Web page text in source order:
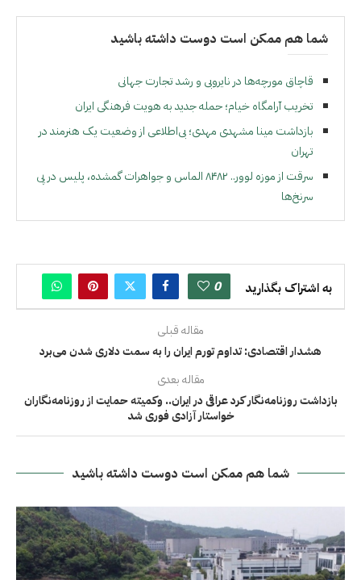
شما هم ممکن است دوست داشته باشید
قاچاق مورچه‌ها در نایروبی و رشد تجارت جهانی
تخریب آرامگاه خیام؛ حمله جدید به هویت فرهنگی ایران
بازداشت مینا مشهدی مهدی؛ بی‌اطلاعی از وضعیت یک هنرمند در
تهران
سرقت از موزه لوور.. ۸۴۸۲ الماس و جواهرات گمشده، پلیس در پی
سرنخ‌ها
به اشتراک بگذارید 0
مقاله قبلی
هشدار اقتصادی: تداوم تورم ایران را به سمت دلاری شدن می‌برد
مقاله بعدی
بازداشت روزنامه‌نگار کرد عراقی در ایران.. وکمیته حمایت از روزنامه‌نگاران
خواستار آزادی فوری شد
شما هم ممکن است دوست داشته باشید